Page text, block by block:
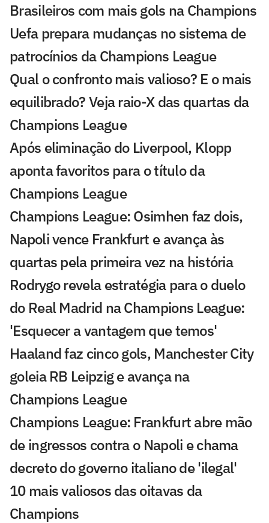
Brasileiros com mais gols na Champions
Uefa prepara mudanças no sistema de
patrocínios da Champions League
Qual o confronto mais valioso? E o mais
equilibrado? Veja raio-X das quartas da
Champions League
Após eliminação do Liverpool, Klopp
aponta favoritos para o título da
Champions League
Champions League: Osimhen faz dois,
Napoli vence Frankfurt e avança às
quartas pela primeira vez na história
Rodrygo revela estratégia para o duelo
do Real Madrid na Champions League:
'Esquecer a vantagem que temos'
Haaland faz cinco gols, Manchester City
goleia RB Leipzig e avança na
Champions League
Champions League: Frankfurt abre mão
de ingressos contra o Napoli e chama
decreto do governo italiano de 'ilegal'
10 mais valiosos das oitavas da
Champions